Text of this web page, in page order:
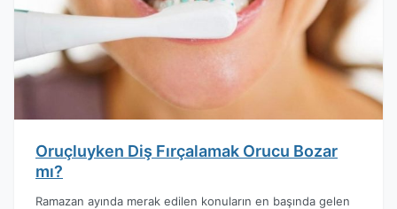
Oruçluyken Diş Fırçalamak Orucu Bozar
mı?
Ramazan ayında merak edilen konuların en başında gelen